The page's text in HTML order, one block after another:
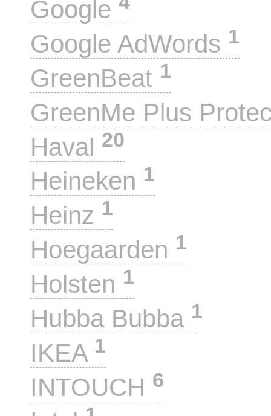
Google
Google AdWords 1
GreenBeat 1
GreenMe Plus
Haval 20
Heineken 1
Heinz 1
Hoegaarden 1
Holsten 1
Hubba Bubba 1
IKEA 1
INTOUCH 6